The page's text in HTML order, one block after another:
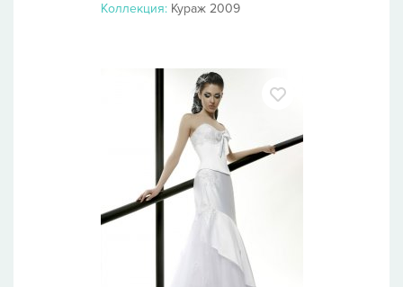
Коллекция: Кураж 2009